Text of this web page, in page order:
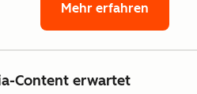
Mehr erfahren
Content erwartet